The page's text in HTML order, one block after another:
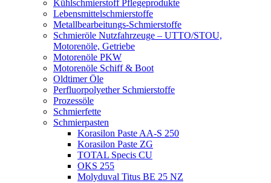
Kühlschmierstoff Pflegeprodukte
Lebensmittelschmierstoffe
Metallbearbeitungs-Schmierstoffe
Schmieröle Nutzfahrzeuge – UTTO/STOU,
Motorenöle, Getriebe
Motorenöle PKW
Motorenöle Schiff & Boot
Oldtimer Öle
Perfluorpolyether Schmierstoffe
Prozessöle
Schmierfette
Schmierpasten
Korasilon Paste AA-S 250
Korasilon Paste ZG
TOTAL Specis CU
OKS 255
Molyduval Titus BE 25 NZ